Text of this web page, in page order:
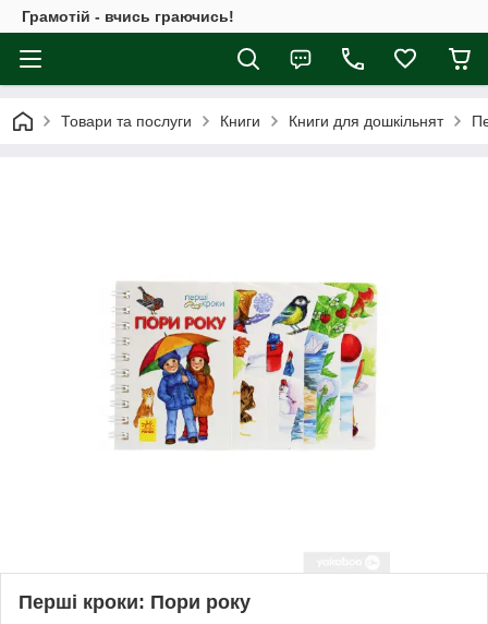
Грамотій - вчись граючись!
Товари та послуги Книги Книги для дошкільнят
Перші кроки: Пори року